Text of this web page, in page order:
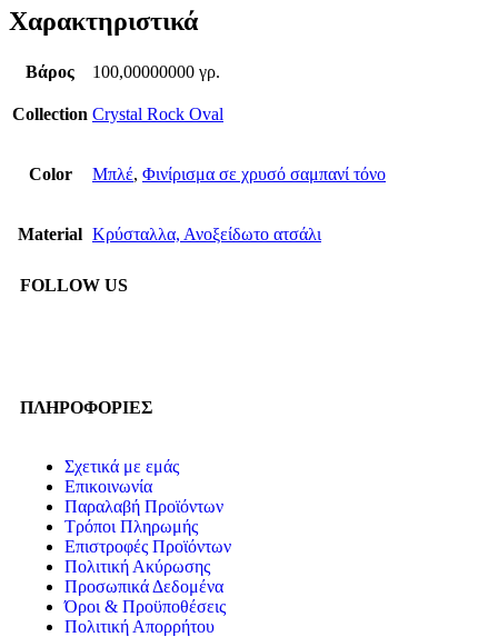
Χαρακτηριστικά
Βάρος 100,00000000 γρ.
Collection Crystal Rock Oval
Color Μπλέ, Φινίρισμα σε χρυσό σαμπανί τόνο
Material Κρύσταλλα, Ανοξείδωτο ατσάλι
FOLLOW US
ΠΛΗΡΟΦΟΡΙΕΣ
Σχετικά με εμάς
Επικοινωνία
Παραλαβή Προϊόντων
Τρόποι Πληρωμής
Επιστροφές Προϊόντων
Πολιτική Ακύρωσης
Προσωπικά Δεδομένα
Όροι & Προϋποθέσεις
Πολιτική Απορρήτου